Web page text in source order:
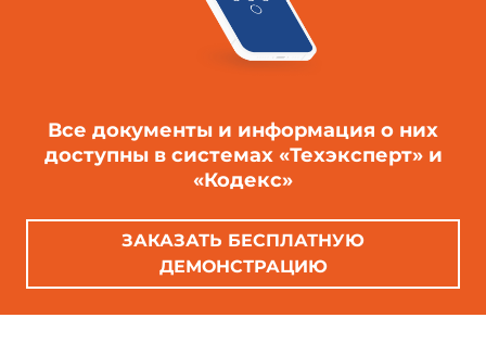
Все документы и информация о них
доступны в системах «Техэксперт» и
«Кодекс»
ЗАКАЗАТЬ БЕСПЛАТНУЮ
ДЕМОНСТРАЦИЮ